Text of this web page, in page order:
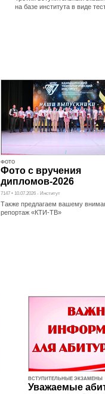
на базе института в виде
ФОТО
Фото с вручения
дипломов-2026
7147 • 10.07.2026 - Институт
Также предлагаем вашему
репортаж «КТИ-ТВ»
ВСТУПИТЕЛЬНЫЕ ЭКЗАМЕНЫ
Уважаемые